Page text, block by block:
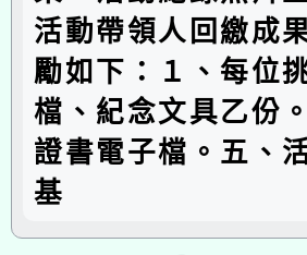
活動帶領人回繳成
勵如下：１、每位
檔、紀念文具乙份
證書電子檔。五、
基